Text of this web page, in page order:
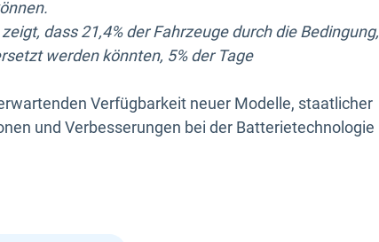
dass 21,4% der Fahrzeuge durch die Bedingung,
werden könnten, 5% der Tage
Verfügbarkeit neuer Modelle, staatlicher
und Verbesserungen bei der Batterietechnologie